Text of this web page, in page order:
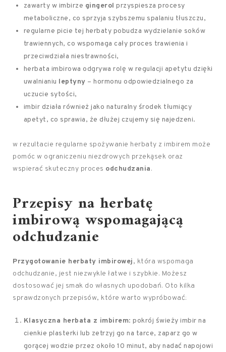
zawarty w imbirze gingerol przyspiesza procesy
metaboliczne, co sprzyja szybszemu spalaniu tłuszczu,
regularne picie tej herbaty pobudza wydzielanie soków
trawiennych, co wspomaga cały proces trawienia i
przeciwdziała niestrawności,
herbata imbirowa odgrywa rolę w regulacji apetytu dzięki
uwalnianiu leptyny – hormonu odpowiedzialnego za
uczucie sytości,
imbir działa również jako naturalny środek tłumiący
apetyt, co sprawia, że dłużej czujemy się najedzeni.
w rezultacie regularne spożywanie herbaty z imbirem może
pomóc w ograniczeniu niezdrowych przekąsek oraz
wspierać skuteczny proces odchudzania.
Przepisy na herbatę
imbirową wspomagającą
odchudzanie
Przygotowanie herbaty imbirowej, która wspomaga
odchudzanie, jest niezwykle łatwe i szybkie. Możesz
dostosować jej smak do własnych upodobań. Oto kilka
sprawdzonych przepisów, które warto wypróbować:
Klasyczna herbata z imbirem: pokrój świeży imbir na
cienkie plasterki lub zetrzyj go na tarce, zaparz go w
gorącej wodzie przez około 10 minut, aby nadać napojowi